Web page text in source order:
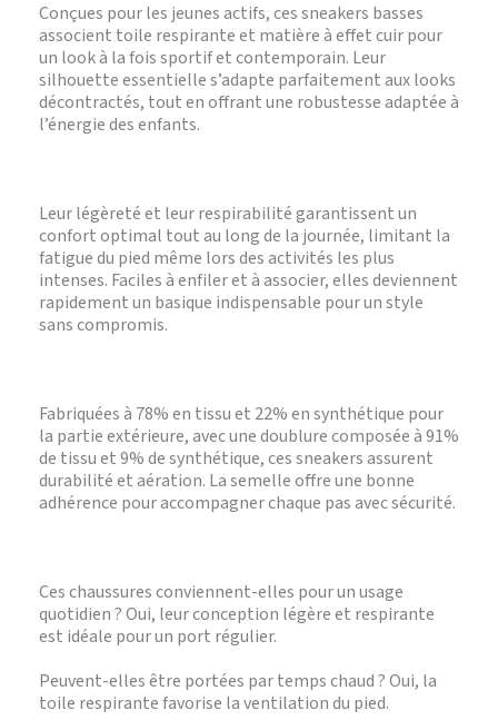
Conçues pour les jeunes actifs, ces sneakers basses
associent toile respirante et matière à effet cuir pour
un look à la fois sportif et contemporain. Leur
silhouette essentielle s’adapte parfaitement aux looks
décontractés, tout en offrant une robustesse adaptée à
l’énergie des enfants.
Leur légèreté et leur respirabilité garantissent un
confort optimal tout au long de la journée, limitant la
fatigue du pied même lors des activités les plus
intenses. Faciles à enfiler et à associer, elles deviennent
rapidement un basique indispensable pour un style
sans compromis.
Fabriquées à 78% en tissu et 22% en synthétique pour
la partie extérieure, avec une doublure composée à 91%
de tissu et 9% de synthétique, ces sneakers assurent
durabilité et aération. La semelle offre une bonne
adhérence pour accompagner chaque pas avec sécurité.
Ces chaussures conviennent-elles pour un usage
quotidien ? Oui, leur conception légère et respirante
est idéale pour un port régulier.
Peuvent-elles être portées par temps chaud ? Oui, la
toile respirante favorise la ventilation du pied.